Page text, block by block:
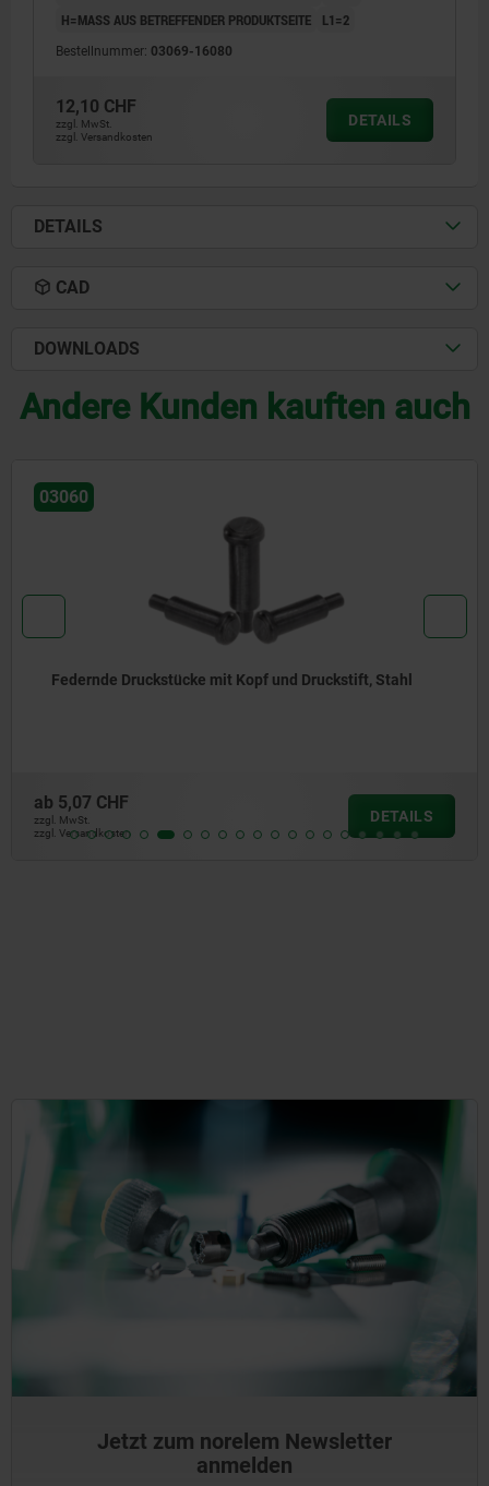
H=MASS AUS BETREFFENDER PRODUKTSEITE
L1=2
Bestellnummer: 03069-16080
12,10 CHF
zzgl. MwSt.
zzgl. Versandkosten
DETAILS
DETAILS
CAD
DOWNLOADS
Andere Kunden kauften auch
03060
Federnde Druckstücke mit Kopf und Druckstift, Stahl
ab 5,07 CHF
zzgl. MwSt.
zzgl. Versandkosten
DETAILS
Jetzt zum norelem Newsletter
anmelden